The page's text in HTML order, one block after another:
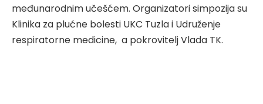
međunarodnim učešćem. Organizatori simpozija su
Klinika za plućne bolesti UKC Tuzla i Udruženje
respiratorne medicine, a pokrovitelj Vlada TK.